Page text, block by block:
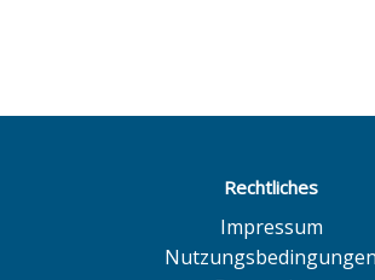
Rechtliches
Impressum
Nutzungsbedingungen